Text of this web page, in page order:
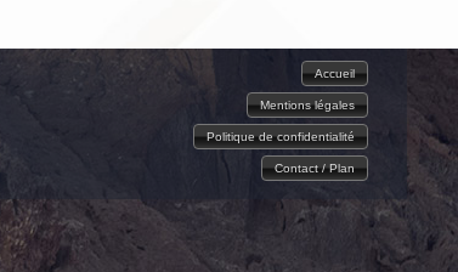
Accueil
Mentions légales
Politique de confidentialité
Contact / Plan